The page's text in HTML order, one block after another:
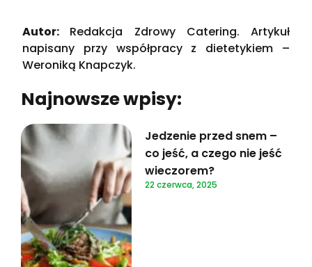
Autor: Redakcja Zdrowy Catering. Artykuł
napisany przy współpracy z dietetykiem –
Weroniką Knapczyk.
Najnowsze wpisy:
Jedzenie przed snem –
co jeść, a czego nie jeść
wieczorem?
22 czerwca, 2025